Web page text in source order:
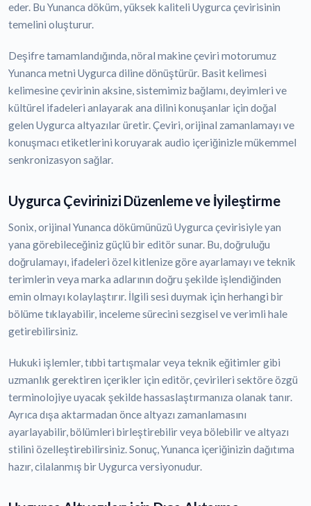
eder. Bu Yunanca döküm, yüksek kaliteli Uygurca çevirisinin
temelini oluşturur.
Deşifre tamamlandığında, nöral makine çeviri motorumuz
Yunanca metni Uygurca diline dönüştürür. Basit kelimesi
kelimesine çevirinin aksine, sistemimiz bağlamı, deyimleri ve
kültürel ifadeleri anlayarak ana dilini konuşanlar için doğal
gelen Uygurca altyazılar üretir. Çeviri, orijinal zamanlamayı ve
konuşmacı etiketlerini koruyarak audio içeriğinizle mükemmel
senkronizasyon sağlar.
Uygurca Çevirinizi Düzenleme ve İyileştirme
Sonix, orijinal Yunanca dökümünüzü Uygurca çevirisiyle yan
yana görebileceğiniz güçlü bir editör sunar. Bu, doğruluğu
doğrulamayı, ifadeleri özel kitlenize göre ayarlamayı ve teknik
terimlerin veya marka adlarının doğru şekilde işlendiğinden
emin olmayı kolaylaştırır. İlgili sesi duymak için herhangi bir
bölüme tıklayabilir, inceleme sürecini sezgisel ve verimli hale
getirebilirsiniz.
Hukuki işlemler, tıbbi tartışmalar veya teknik eğitimler gibi
uzmanlık gerektiren içerikler için editör, çevirileri sektöre özgü
terminolojiye uyacak şekilde hassaslaştırmanıza olanak tanır.
Ayrıca dışa aktarmadan önce altyazı zamanlamasını
ayarlayabilir, bölümleri birleştirebilir veya bölebilir ve altyazı
stilini özelleştirebilirsiniz. Sonuç, Yunanca içeriğinizin dağıtıma
hazır, cilalanmış bir Uygurca versiyonudur.